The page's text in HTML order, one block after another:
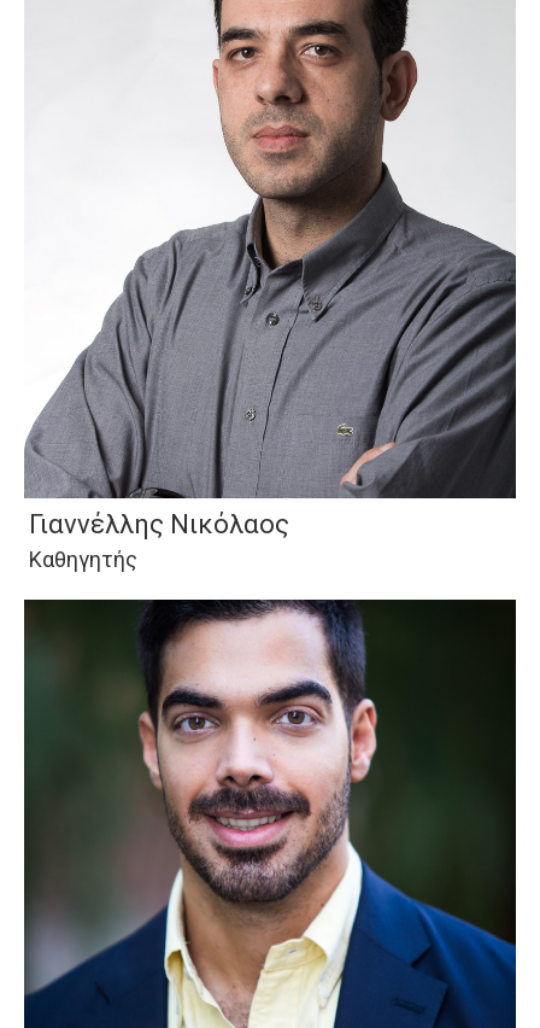
Γιαννέλλης Νικόλαος
Καθηγητής